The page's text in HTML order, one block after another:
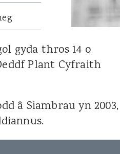
Robert Donaldson
gyda thros 14 o
Plant Cyfraith
â Siambrau yn 2003,